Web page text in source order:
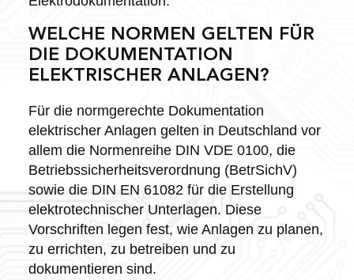
WELCHE NORMEN GELTEN FÜR
DIE DOKUMENTATION
ELEKTRISCHER ANLAGEN?
Für die normgerechte Dokumentation
elektrischer Anlagen gelten in Deutschland vor
allem die Normenreihe DIN VDE 0100, die
Betriebssicherheitsverordnung (BetrSichV)
sowie die DIN EN 61082 für die Erstellung
elektrotechnischer Unterlagen. Diese
Vorschriften legen fest, wie Anlagen zu planen,
zu errichten, zu betreiben und zu
dokumentieren sind.